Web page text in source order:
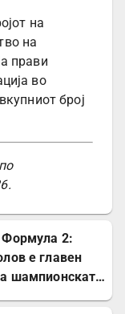
на
на
прави
во
број
2:
е главен
шампионската